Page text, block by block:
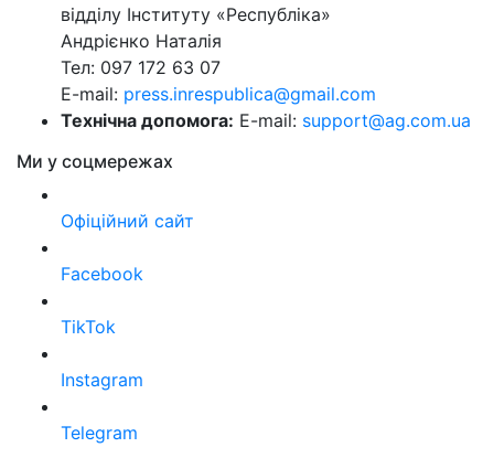
відділу Інституту «Республіка»
Андрієнко Наталія
Тел: 097 172 63 07
E-mail: press.inrespublica@gmail.com
Технічна допомога: E-mail: support@ag.com.ua
Ми у соцмережах
Офіційний сайт
Facebook
TikTok
Instagram
Telegram